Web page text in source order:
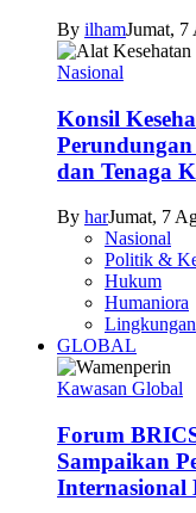
By ilhamJumat, 7
Nasional
Konsil
Perundungan
dan Tenaga
By harJumat, 7
Nasional
Politik &
Hukum
Humaniora
Lingkungan
GLOBAL
Kawasan Global
Forum
Sampaikan
Internasional